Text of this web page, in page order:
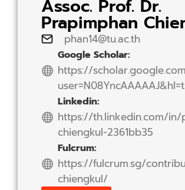
Assoc. Prof. Dr.
Prapimphan
phan14@tu.ac.th
Google Scholar:
https://
Linkedin:
https://th.linkedin.com/in/
chiengkul-2361bb35
Fulcrum:
https://fulcrum.sg/
chiengkul/